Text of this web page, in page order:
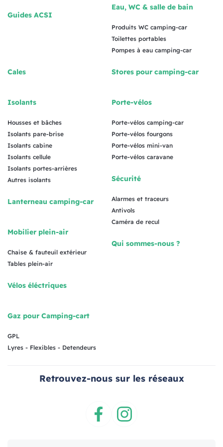
Guides ACSI
Eau, WC & salle de bain
Produits WC camping-car
Toilettes portables
Pompes à eau camping-car
Cales
Isolants
Housses et bâches
Isolants pare-brise
Isolants cabine
Isolants cellule
Isolants portes-arrières
Autres isolants
Lanterneau camping-car
Mobilier plein-air
Chaise & fauteuil extérieur
Tables plein-air
Vélos éléctriques
Gaz pour Camping-cart
GPL
Lyres - Flexibles - Detendeurs
Stores pour camping-car
Porte-vélos
Porte-vélos camping-car
Porte-vélos fourgons
Porte-vélos mini-van
Porte-vélos caravane
Sécurité
Alarmes et traceurs
Antivols
Caméra de recul
Qui sommes-nous ?
Retrouvez-nous sur les réseaux